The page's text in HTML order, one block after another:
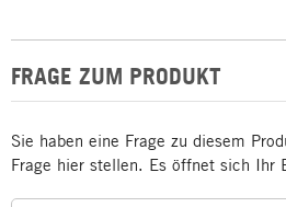
FRAGE ZUM PRODUKT
Sie haben eine Frage zu diesem
Frage hier stellen. Es öffnet sich Ihr